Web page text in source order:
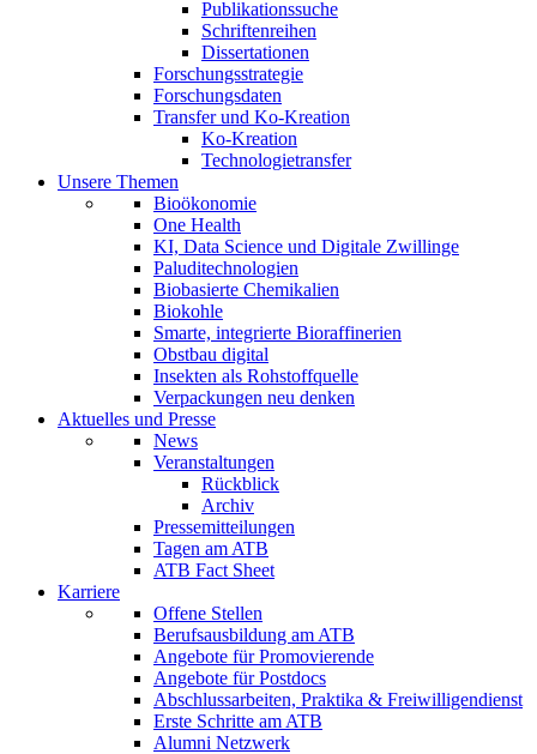
Publikationssuche
Schriftenreihen
Dissertationen
Forschungsstrategie
Forschungsdaten
Transfer und Ko-Kreation
Ko-Kreation
Technologietransfer
Unsere Themen
Bioökonomie
One Health
KI, Data Science und Digitale Zwillinge
Paluditechnologien
Biobasierte Chemikalien
Biokohle
Smarte, integrierte Bioraffinerien
Obstbau digital
Insekten als Rohstoffquelle
Verpackungen neu denken
Aktuelles und Presse
News
Veranstaltungen
Rückblick
Archiv
Pressemitteilungen
Tagen am ATB
ATB Fact Sheet
Karriere
Offene Stellen
Berufsausbildung am ATB
Angebote für Promovierende
Angebote für Postdocs
Abschlussarbeiten, Praktika & Freiwilligendienst
Erste Schritte am ATB
Alumni Netzwerk